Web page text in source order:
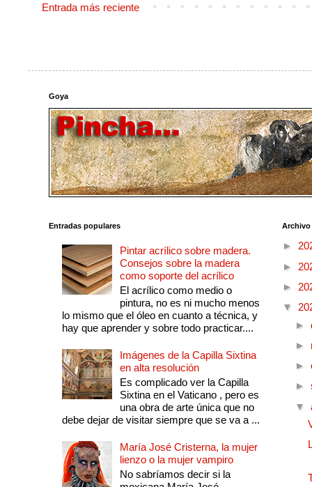
Entrada más reciente
Goya
Entradas populares
Pintar acrílico sobre madera.
Consejos sobre la madera
como soporte del acrílico
El acrílico como medio o
pintura, no es ni mucho menos
lo mismo que el óleo en cuanto a técnica, y
hay que aprender y sobre todo practicar....
Imágenes de la Capilla Sixtina
en alta resolución
Es complicado ver la Capilla
Sixtina en el Vaticano , pero es
una obra de arte única que no
debe dejar de visitar siempre que se va a ...
María José Cristerna, la mujer
lienzo o la mujer vampiro
No sabríamos decir si la
►
►
►
▼
►
►
►
►
▼